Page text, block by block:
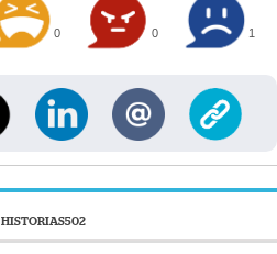
0 0 1
HISTORIAS502